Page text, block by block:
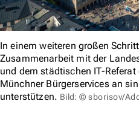
In einem weiteren großen
Zusammenarbeit mit der
und dem städtischen IT-
Münchner Bürgerservices an
unterstützen. Bild: © sborisov/